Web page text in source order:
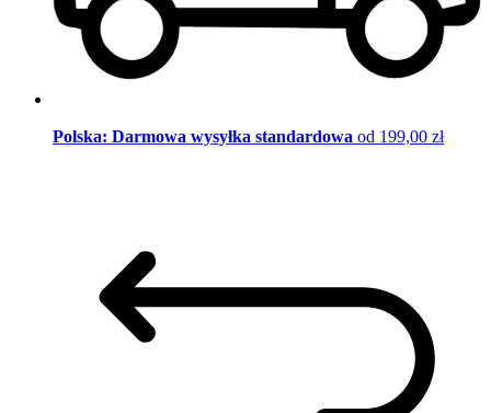
Polska: Darmowa wysyłka standardowa od 199,00 zł